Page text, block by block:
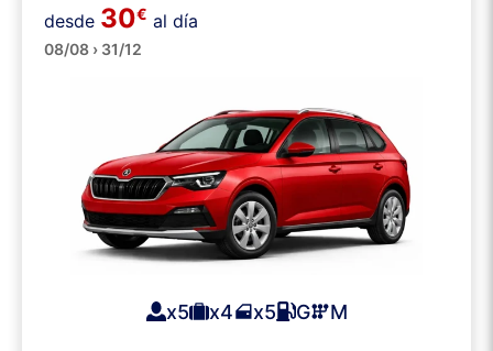
SUVs
desde 30€ al día
08/08 › 31/12
x5 x4 x5 G M